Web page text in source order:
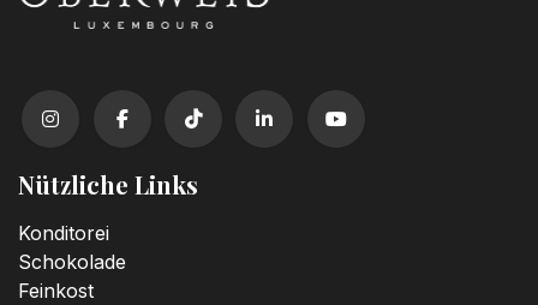
Nützliche Links
Konditorei
Schokolade
Feinkost